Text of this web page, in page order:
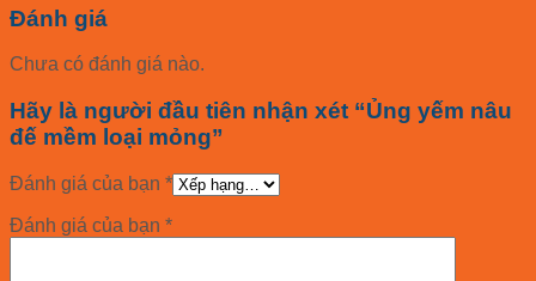
Đánh giá
Chưa có đánh giá nào.
Hãy là người đầu tiên nhận xét “Ủng yếm nâu
đế mềm loại mỏng”
Đánh giá của bạn *
Đánh giá của bạn *